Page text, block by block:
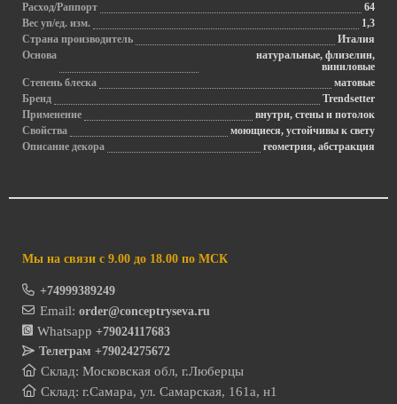
Расход/Раппорт
64
Вес уп/ед. изм.
1,3
Страна производитель
Италия
Основа
натуральные, флизелин,
виниловые
Степень блеска
матовые
Бренд
Trendsetter
Применение
внутри, стены и потолок
Свойства
моющиеся, устойчивы к свету
Описание декора
геометрия, абстракция
Мы на связи с 9.00 до 18.00 по МСК
+74999389249
Email: order@conceptryseva.ru
Whatsapp +79024117683
Телеграм +79024275672
Склад: Московская обл, г.Люберцы
Склад: г.Самара, ул. Самарская, 161а, н1